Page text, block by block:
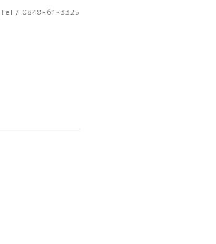
Tel / 0848-61-3325